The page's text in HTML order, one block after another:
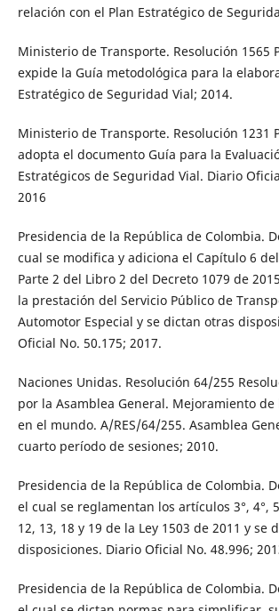
relación con el Plan Estratégico de
Ministerio de Transporte. Resolución 1565
expide la Guía metodológica para la
Estratégico de Seguridad Vial; 2014.
Ministerio de Transporte. Resolución 1231
adopta el documento Guía para la
Estratégicos de Seguridad Vial. Diario
2016
Presidencia de la República de Colombia.
cual se modifica y adiciona el Capítulo 6
Parte 2 del Libro 2 del Decreto 1079 de
la prestación del Servicio Público de
Automotor Especial y se dictan otras
Oficial No. 50.175; 2017.
Naciones Unidas. Resolución 64/255
por la Asamblea General. Mejoramiento
en el mundo. A/RES/64/255. Asamblea
cuarto período de sesiones; 2010.
Presidencia de la República de Colombia.
el cual se reglamentan los artículos 3°, 4°,
12, 13, 18 y 19 de la Ley 1503 de 2011 y se
disposiciones. Diario Oficial No. 48.996;
Presidencia de la República de Colombia.